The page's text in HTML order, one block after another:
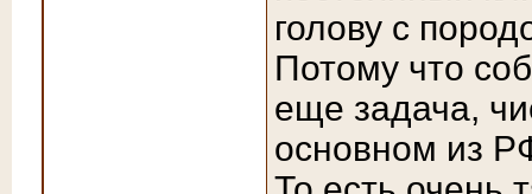
голову с
Потому что
еще задача,
основном из